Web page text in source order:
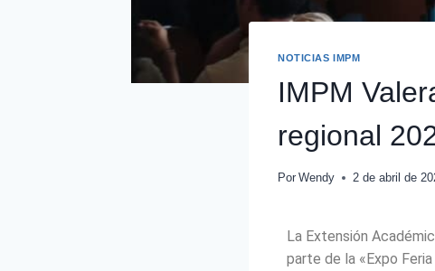
NOTICIAS IMPM
IMPM
regional
Por Wendy 2 de abril de
La Extensión
parte de la «Expo